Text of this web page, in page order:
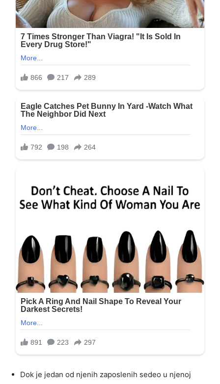
Dok je jedan od njenih zaposlenih sedeo u njenoj